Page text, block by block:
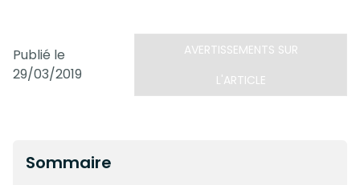
Publié le
29/03/2019
AVERTISSEMENTS SUR
L'ARTICLE
Sommaire